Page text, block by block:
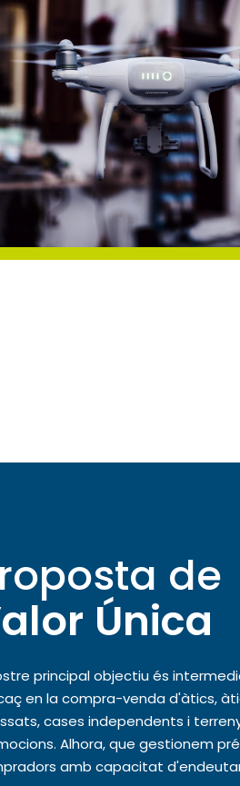
de
Única
principal objectiu és
en la compra-venda d'àtics,
cases independents i
Alhora, que gestionem
amb capacitat